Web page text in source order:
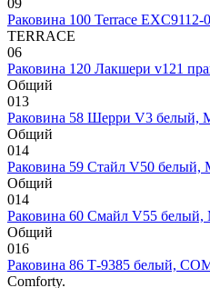
Раковина 100 Terrace
TERRACE
06
Раковина 120 Лакшери v121
Общий
013
Раковина 58 Шерри V3 белый,
Общий
014
Раковина 59 Стайл V50
Общий
014
Раковина 60 Смайл V55
Общий
016
Раковина 86 Т-9385 белый,
Comforty.